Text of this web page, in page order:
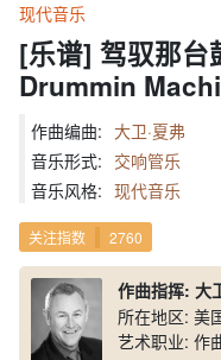
现代音乐
[乐谱] 驾驭那
Drummin
作曲编曲: 大卫·夏弗
音乐形式: 交响管乐
音乐风格: 现代音乐
关注指数 2760
作曲指挥: 大
所在地区: 美
艺术职业: 作